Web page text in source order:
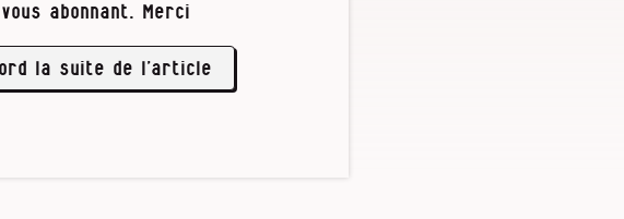
à l’unanimité les
à qui nous avons
abonnant. Merci
la suite de l’article